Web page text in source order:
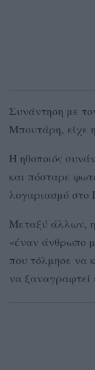
Συνάντηση με
Μπουτάρη, είχε
Η ηθοποιός
και πόσταρε
λογαριασμό στο
Μεταξύ άλλων,
«έναν άνθρωπο
που τόλμησε να
να ξαναγραφτεί